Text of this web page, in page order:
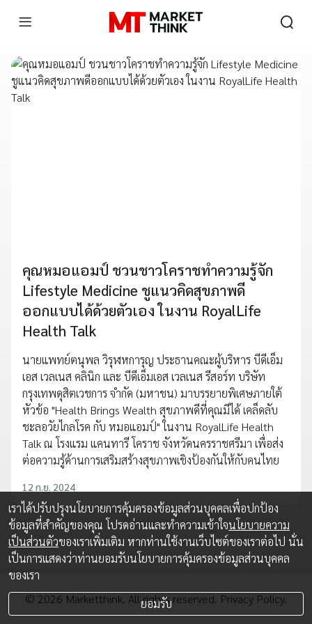
คุณหมอแอมป์ ชวนชาวโคราชทำความรู้จัก
Lifestyle Medicine ชูแนวคิดสุขภาพดี
ออกแบบได้ด้วยตัวเอง ในงาน RoyalLife
Health Talk
นายแพทย์ตนุพล วิรุฬหการุญ ประธานคณะผู้บริหาร บีดีเอ็ม
เอส เวลเนส คลินิก และ บีดีเอ็มเอส เวลเนส รีสอร์ท บริษัท
กรุงเทพดุสิตเวชการ จำกัด (มหาชน) มาบรรยายพิเศษภายใต้
หัวข้อ "Health Brings Wealth สุขภาพดีที่คุณมีได้ เคล็ดลับ
ชะลอวัยไกลโรค กับ หมอแอมป์" ในงาน RoyalLife Health
Talk ณ โรงแรม แคนทารี โคราช จังหวัดนครราชศรีมา เพื่อส่ง
ต่อความรู้ด้านการเสริมสร้างสุขภาพเชิงป้องกันให้กับคนไทย
12 ก.ย. 2024
© 2026 Marketthink. All rights reserved. Privacy Policy.
เราได้ปรับปรุงนโยบายการคุ้มครองข้อมูลส่วนบุคคลเพื่อปกป้อง
ข้อมูลที่สำคัญของคุณ โปรดอ่านและทำความเข้าใจนโยบายความ
เป็นส่วนตัวของเราเพิ่มเติม หากท่านใช้งานเว็บไซต์ของเราต่อไป นั่น
เป็นการแสดงว่าท่านยอมรับนโยบายการคุ้มครองข้อมูลส่วนบุคคล
ของเรา
ยอมรับ